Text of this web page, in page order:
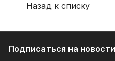
Назад к списку
Подписаться на